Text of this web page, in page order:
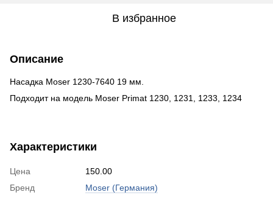
В избранное
Описание
Насадка Moser 1230-7640 19 мм.
Подходит на модель Moser Primat 1230, 1231, 1233, 1234
Характеристики
Цена
150.00
Бренд
Moser (Германия)